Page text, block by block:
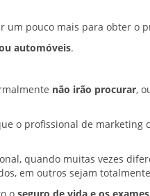
um pouco mais para obter o
automóveis.
não irão procurar,
o profissional de marketing
quando muitas vezes
em outros sejam